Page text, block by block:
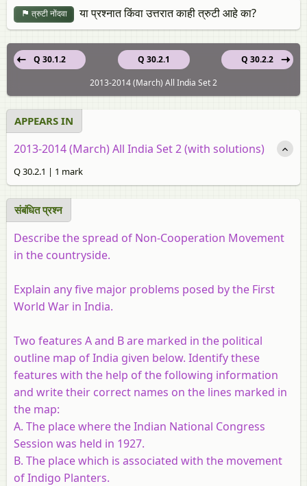
त्रुटी नोंदवा या प्रश्नात किंवा उत्तरात काही त्रुटी आहे का?
Q 30.2.1
Q 30.1.2
Q 30.2.2
2013-2014 (March) All India Set 2
APPEARS IN
2013-2014 (March) All India Set 2 (with solutions)
Q 30.2.1 | 1 mark
संबंधित प्रश्‍न
Describe the spread of Non-Cooperation Movement
in the countryside.
Explain any five major problems posed by the First
World War in India.
Two features A and B are marked in the political
outline map of India given below. Identify these
features with the help of the following information
and write their correct names on the lines marked in
the map:
A. The place where the Indian National Congress
Session was held in 1927.
B. The place which is associated with the movement
of Indigo Planters.